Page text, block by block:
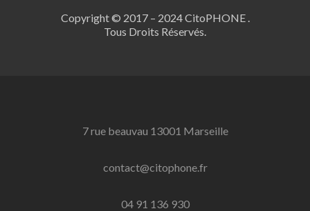
Copyright © 2017 – 2024 CitoPHONE .
Tous Droits Réservés.
7 rue beauvau 13001 Marseille
contact@citophone.fr
04 91 136 930